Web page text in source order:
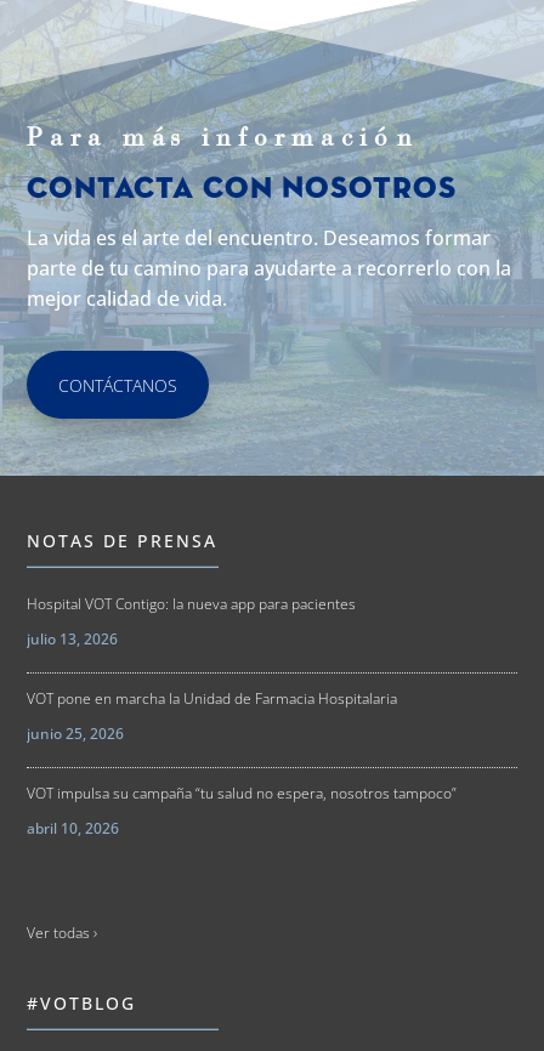
Para más información
Contacta con Nosotros
La vida es el arte del encuentro. Deseamos formar
parte de tu camino para ayudarte a recorrerlo con la
mejor calidad de vida.
CONTÁCTANOS
NOTAS DE PRENSA
Hospital VOT Contigo: la nueva app para pacientes
julio 13, 2026
VOT pone en marcha la Unidad de Farmacia Hospitalaria
junio 25, 2026
VOT impulsa su campaña “tu salud no espera, nosotros tampoco”
abril 10, 2026
Ver todas ›
#VOTBLOG